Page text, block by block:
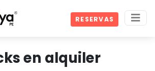
RESERVAS
en alquiler